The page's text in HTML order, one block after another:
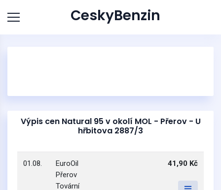
CeskyBenzin
Výpis cen Natural 95 v okolí MOL - Přerov - U
hřbitova 2887/3
01.08.
EuroOil
Přerov
Tovární
41,90 Kč